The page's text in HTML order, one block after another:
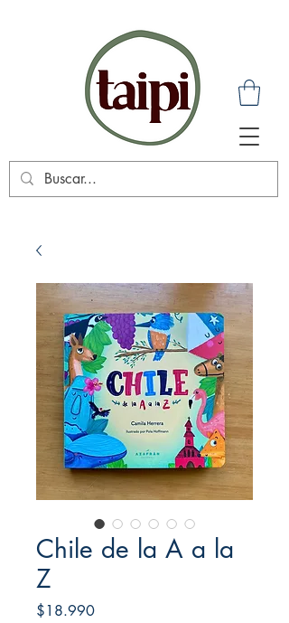
Chile de la A a la
Z
$18.990Precio